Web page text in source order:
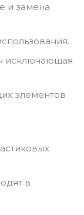
и замена
исключающая
элементов
в